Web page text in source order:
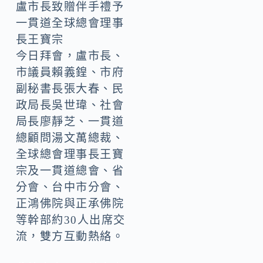
盧市長致贈伴手禮予
一貫道全球總會理事
長王寶宗
今日拜會，盧市長、
市議員賴義鍠、市府
副秘書長張大春、民
政局長吳世瑋、社會
局長廖靜芝、一貫道
總顧問湯文萬總裁、
全球總會理事長王寶
宗及一貫道總會、省
分會、台中市分會、
正鴻佛院與正承佛院
等幹部約30人出席交
流，雙方互動熱絡。